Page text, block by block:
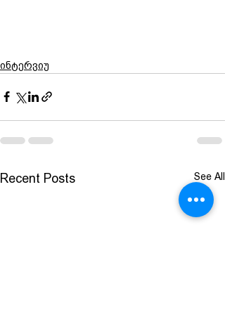
ინტერვიუ
Recent Posts See All